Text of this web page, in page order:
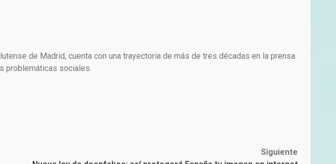
de Madrid, cuenta con una trayectoria de más de tres décadas en la prensa
problemáticas sociales.
Siguiente